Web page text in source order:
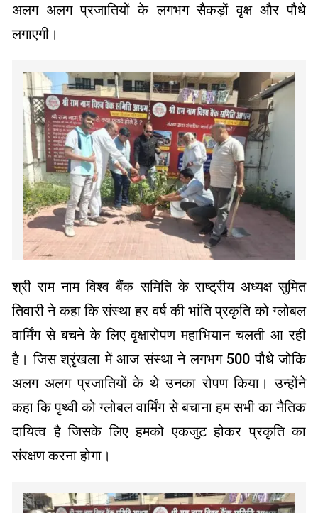
अलग अलग प्रजातियों के लगभग सैकड़ों वृक्ष और पौधे
लगाएगी।
श्री राम नाम विश्व बैंक समिति के राष्ट्रीय अध्यक्ष सुमित
तिवारी ने कहा कि संस्था हर वर्ष की भांति प्रकृति को ग्लोबल
वार्मिंग से बचने के लिए वृक्षारोपण महाभियान चलती आ रही
है। जिस श्रृंखला में आज संस्था ने लगभग 500 पौधे जोकि
अलग अलग प्रजातियों के थे उनका रोपण किया। उन्होंने
कहा कि पृथ्वी को ग्लोबल वार्मिंग से बचाना हम सभी का नैतिक
दायित्व है जिसके लिए हमको एकजुट होकर प्रकृति का
संरक्षण करना होगा।